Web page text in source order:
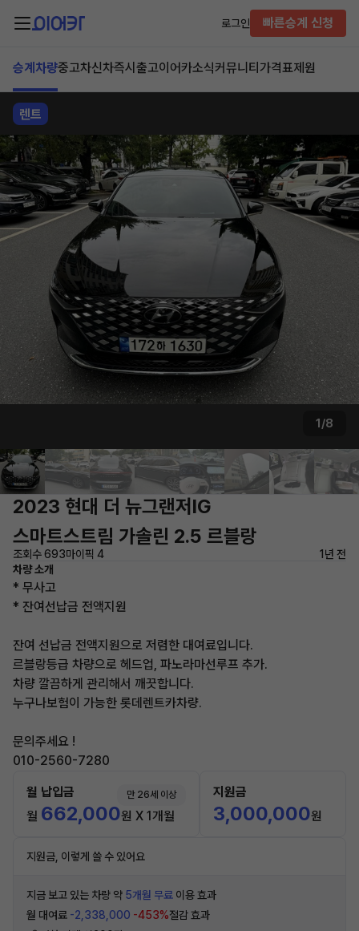
로그인 빠른승계 신청
승계차량중고차신차즉시출고이어카소식커뮤니티 가격표제원
렌트
1/8
2023 현대 더 뉴그랜저IG
스마트스트림 가솔린 2.5 르블랑
조회수 693마이픽 4
1년 전
차량 소개
* 무사고
* 잔여선납금 전액지원
잔여 선납금 전액지원으로 저렴한 대여료입니다.
르블랑등급 차량으로 헤드업, 파노라마선루프 추가.
차량 깔끔하게 관리해서 깨끗합니다.
누구나보험이 가능한 롯데렌트카차량.
문의주세요 !
010-2560-7280
월 납입금 만 26세 이상
월 662,000원 X 1개월
지원금
3,000,000원
지원금, 이렇게 쓸 수 있어요
지금 보고 있는 차량 약 5개월 무료 이용 효과
월 대여료 -2,338,000 -453%절감 효과